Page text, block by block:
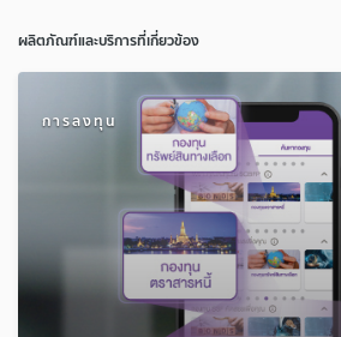
ผลิตภัณฑ์และบริการที่เกี่ยวข้อง
การลงทุน